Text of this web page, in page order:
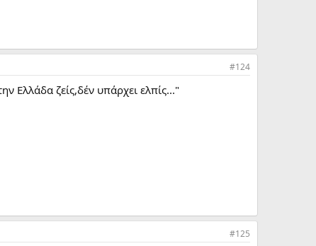
#124
Ελλάδα ζείς,δέν υπάρχει ελπίς..."
#125